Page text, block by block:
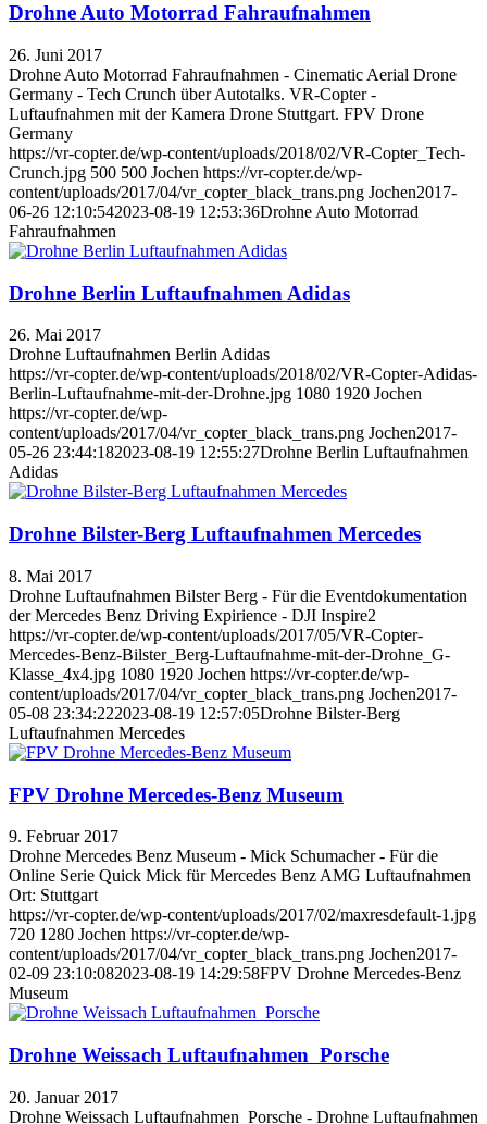
Drohne Auto Motorrad Fahraufnahmen
26. Juni 2017
Drohne Auto Motorrad Fahraufnahmen - Cinematic Aerial Drone
Germany - Tech Crunch über Autotalks. VR-Copter -
Luftaufnahmen mit der Kamera Drone Stuttgart. FPV Drone
Germany
https://vr-copter.de/wp-content/uploads/2018/02/VR-Copter_Tech-
Crunch.jpg 500 500 Jochen https://vr-copter.de/wp-
content/uploads/2017/04/vr_copter_black_trans.png Jochen2017-
06-26 12:10:542023-08-19 12:53:36Drohne Auto Motorrad
Fahraufnahmen
Drohne Berlin Luftaufnahmen Adidas
26. Mai 2017
Drohne Luftaufnahmen Berlin Adidas
https://vr-copter.de/wp-content/uploads/2018/02/VR-Copter-Adidas-
Berlin-Luftaufnahme-mit-der-Drohne.jpg 1080 1920 Jochen
https://vr-copter.de/wp-
content/uploads/2017/04/vr_copter_black_trans.png Jochen2017-
05-26 23:44:182023-08-19 12:55:27Drohne Berlin Luftaufnahmen
Adidas
Drohne Bilster-Berg Luftaufnahmen Mercedes
8. Mai 2017
Drohne Luftaufnahmen Bilster Berg - Für die Eventdokumentation
der Mercedes Benz Driving Expirience - DJI Inspire2
https://vr-copter.de/wp-content/uploads/2017/05/VR-Copter-
Mercedes-Benz-Bilster_Berg-Luftaufnahme-mit-der-Drohne_G-
Klasse_4x4.jpg 1080 1920 Jochen https://vr-copter.de/wp-
content/uploads/2017/04/vr_copter_black_trans.png Jochen2017-
05-08 23:34:222023-08-19 12:57:05Drohne Bilster-Berg
Luftaufnahmen Mercedes
FPV Drohne Mercedes-Benz Museum
9. Februar 2017
Drohne Mercedes Benz Museum - Mick Schumacher - Für die
Online Serie Quick Mick für Mercedes Benz AMG Luftaufnahmen
Ort: Stuttgart
https://vr-copter.de/wp-content/uploads/2017/02/maxresdefault-1.jpg
720 1280 Jochen https://vr-copter.de/wp-
content/uploads/2017/04/vr_copter_black_trans.png Jochen2017-
02-09 23:10:082023-08-19 14:29:58FPV Drohne Mercedes-Benz
Museum
Drohne Weissach Luftaufnahmen Porsche
20. Januar 2017
Drohne Weissach Luftaufnahmen Porsche - Drohne Luftaufnahmen